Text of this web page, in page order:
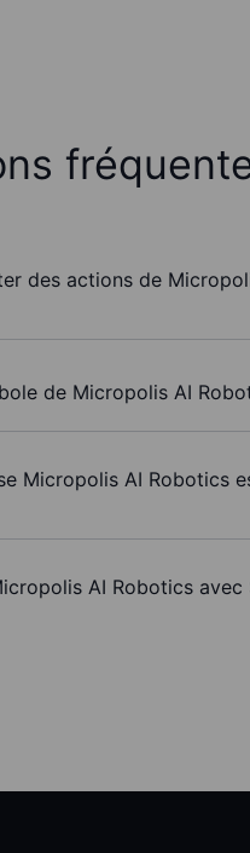
des actions de
de Micropolis AI
Micropolis AI Robotics
AI Robotics avec